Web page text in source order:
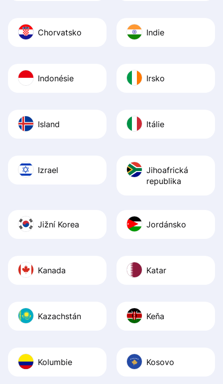
Chorvatsko Indie
Indonésie Irsko
Island Itálie
Izrael
Jihoafrická
republika
Jižní Korea Jordánsko
Kanada Katar
Kazachstán Keňa
Kolumbie Kosovo